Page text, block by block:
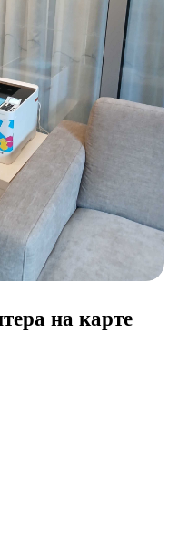
на карте